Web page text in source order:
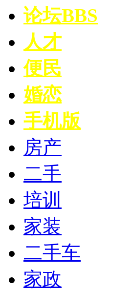
论坛BBS
人才
便民
婚恋
手机版
房产
二手
培训
家装
二手车
家政